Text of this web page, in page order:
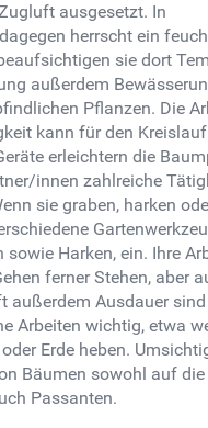
ausgesetzt. In
herrscht ein
sie dort
außerdem
Pflanzen. Die
kann für den
erleichtern die
innen zahlreiche
sie graben, harken
sowie Harken, ein. Ihre
ferner Stehen, aber
außerdem Ausdauer
Arbeiten wichtig, etwa
Erde heben.
Bäumen sowohl auf
Passanten.